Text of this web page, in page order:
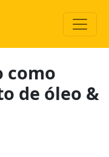
como
de óleo &